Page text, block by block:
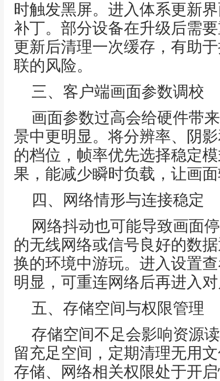
时触发黑屏。进入体系更新
补丁。部分设备在升级后需
更新后清理一次缓存，有助
联的风险。
三、客户端画面参数调校
画面参数过高会给硬件带
景中更明显。将分辨率、阴
的档位，帧率优先选择稳定
果，能减少瞬时负载，让画
四、网络情形与连接稳定
网络抖动也可能导致画面
的无线网络或信号良好的数
换的环境中游玩。进入设置
明显，可重连网络后再进入
五、存储空间与权限管理
存储空间不足会影响资源
留充足空间，定期清理无用
存储、网络相关权限处于开